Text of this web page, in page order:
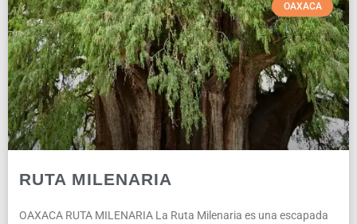
OAXACA
RUTA MILENARIA
OAXACA RUTA MILENARIA La Ruta Milenaria es una escapada